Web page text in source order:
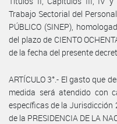
Trabajo Sectorial del
PÚBLICO (SINEP),
del plazo de CIENTO
de la fecha del presente
ARTÍCULO 3°.- El gasto que
medida será atendido con
específicas de la Jurisdicción
de la PRESIDENCIA DE LA